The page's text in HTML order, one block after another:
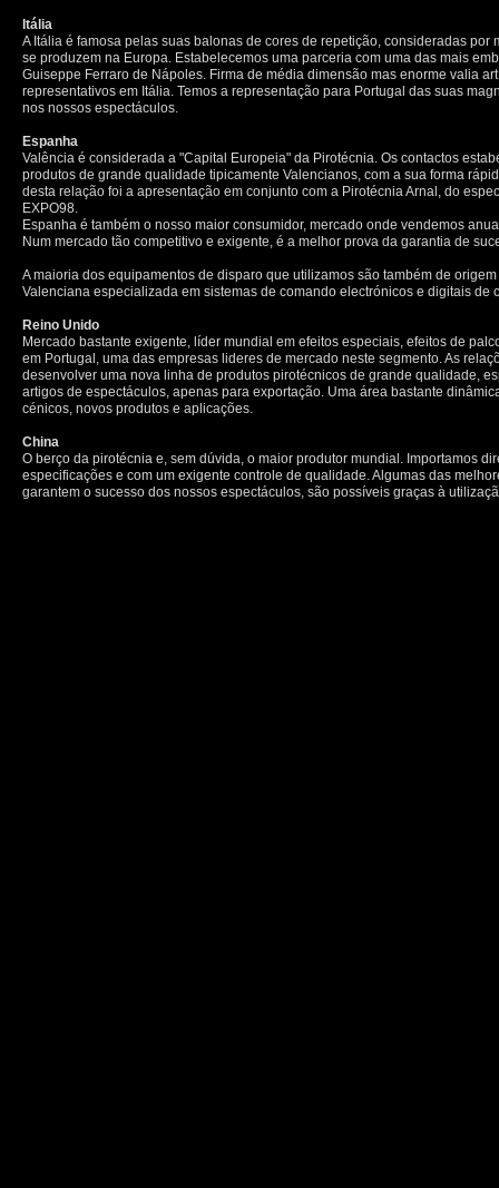
Itália
A Itália é famosa pelas suas balonas de cores de repetição, consideradas
se produzem na Europa. Estabelecemos uma parceria com uma das mais
Guiseppe Ferraro de Nápoles. Firma de média dimensão mas enorme valia
representativos em Itália. Temos a representação para Portugal das suas
nos nossos espectáculos.
Espanha
Valência é considerada a "Capital Europeia" da Pirotécnia. Os contactos
produtos de grande qualidade tipicamente Valencianos, com a sua forma
desta relação foi a apresentação em conjunto com a Pirotécnia Arnal, do
EXPO98.
Espanha é também o nosso maior consumidor, mercado onde vendemos
Num mercado tão competitivo e exigente, é a melhor prova da garantia de
A maioria dos equipamentos de disparo que utilizamos são também de
Valenciana especializada em sistemas de comando electrónicos e digitais de
Reino Unido
Mercado bastante exigente, líder mundial em efeitos especiais, efeitos de
em Portugal, uma das empresas lideres de mercado neste segmento. As
desenvolver uma nova linha de produtos pirotécnicos de grande qualidade,
artigos de espectáculos, apenas para exportação. Uma área bastante
cénicos, novos produtos e aplicações.
China
O berço da pirotécnia e, sem dúvida, o maior produtor mundial. Importamos
especificações e com um exigente controle de qualidade. Algumas das
garantem o sucesso dos nossos espectáculos, são possíveis graças à